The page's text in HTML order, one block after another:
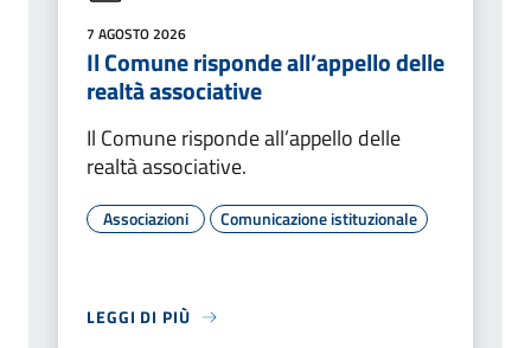
7 AGOSTO 2026
Il Comune risponde all’appello delle
realtà associative
Il Comune risponde all’appello delle
realtà associative.
Associazioni Comunicazione istituzionale
LEGGI DI PIÙ